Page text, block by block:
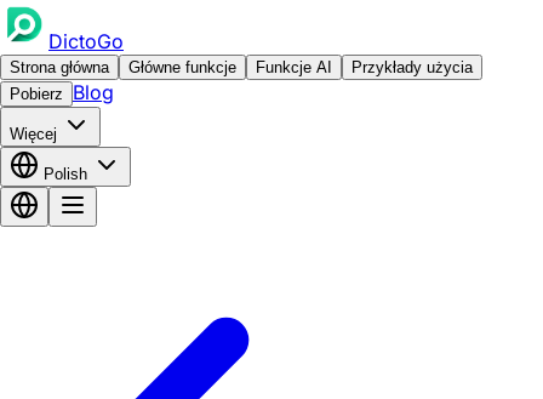
DictoGo
Strona główna Główne funkcje Funkcje AI
Przykłady użycia
Pobierz
Blog
Więcej
Polish